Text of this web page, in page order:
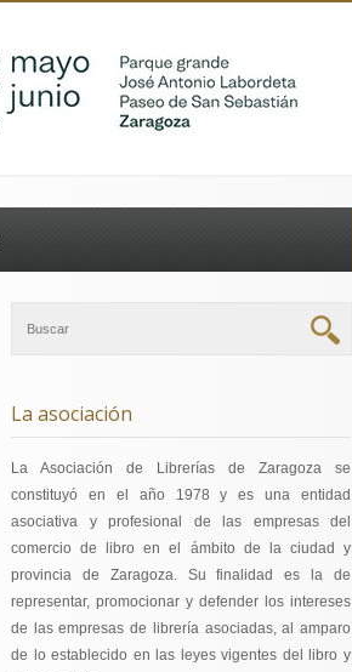
La asociación
La Asociación de Librerías de Zaragoza se
constituyó en el año 1978 y es una entidad
asociativa y profesional de las empresas del
comercio de libro en el ámbito de la ciudad y
provincia de Zaragoza. Su finalidad es la de
representar, promocionar y defender los intereses
de las empresas de librería asociadas, al amparo
de lo establecido en las leyes vigentes del libro y